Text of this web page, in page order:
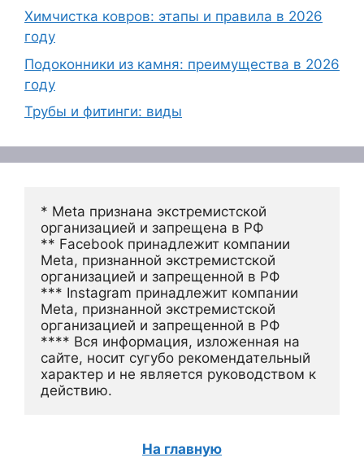
Химчистка ковров: этапы и правила в 2026
году
Подоконники из камня: преимущества в 2026
году
Трубы и фитинги: виды
* Meta признана экстремистской
организацией и запрещена в РФ
** Facebook принадлежит компании
Meta, признанной экстремистской
организацией и запрещенной в РФ
*** Instagram принадлежит компании
Meta, признанной экстремистской
организацией и запрещенной в РФ
**** Вся информация, изложенная на
сайте, носит сугубо рекомендательный
характер и не является руководством к
действию.
На главную